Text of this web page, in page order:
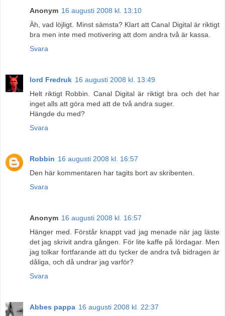
Anonym 16 augusti 2008 kl. 13:10
Äh, vad löjligt. Minst sämsta? Klart att Canal Digital är riktigt
bra men inte med motivering att dom andra två är kassa.
Svara
lord Fredruk 16 augusti 2008 kl. 13:49
Helt riktigt Robbin. Canal Digital är riktigt bra och det har
inget alls att göra med att de två andra suger.
Hängde du med?
Svara
Robbin 16 augusti 2008 kl. 16:57
Den här kommentaren har tagits bort av skribenten.
Svara
Anonym 16 augusti 2008 kl. 16:57
Hänger med. Förstår knappt vad jag menade när jag läste
det jag skrivit andra gången. För lite kaffe på lördagar. Men
jag tolkar fortfarande att du tycker de andra två bidragen är
dåliga, och då undrar jag varför?
Svara
Abbes pappa 16 augusti 2008 kl. 22:37